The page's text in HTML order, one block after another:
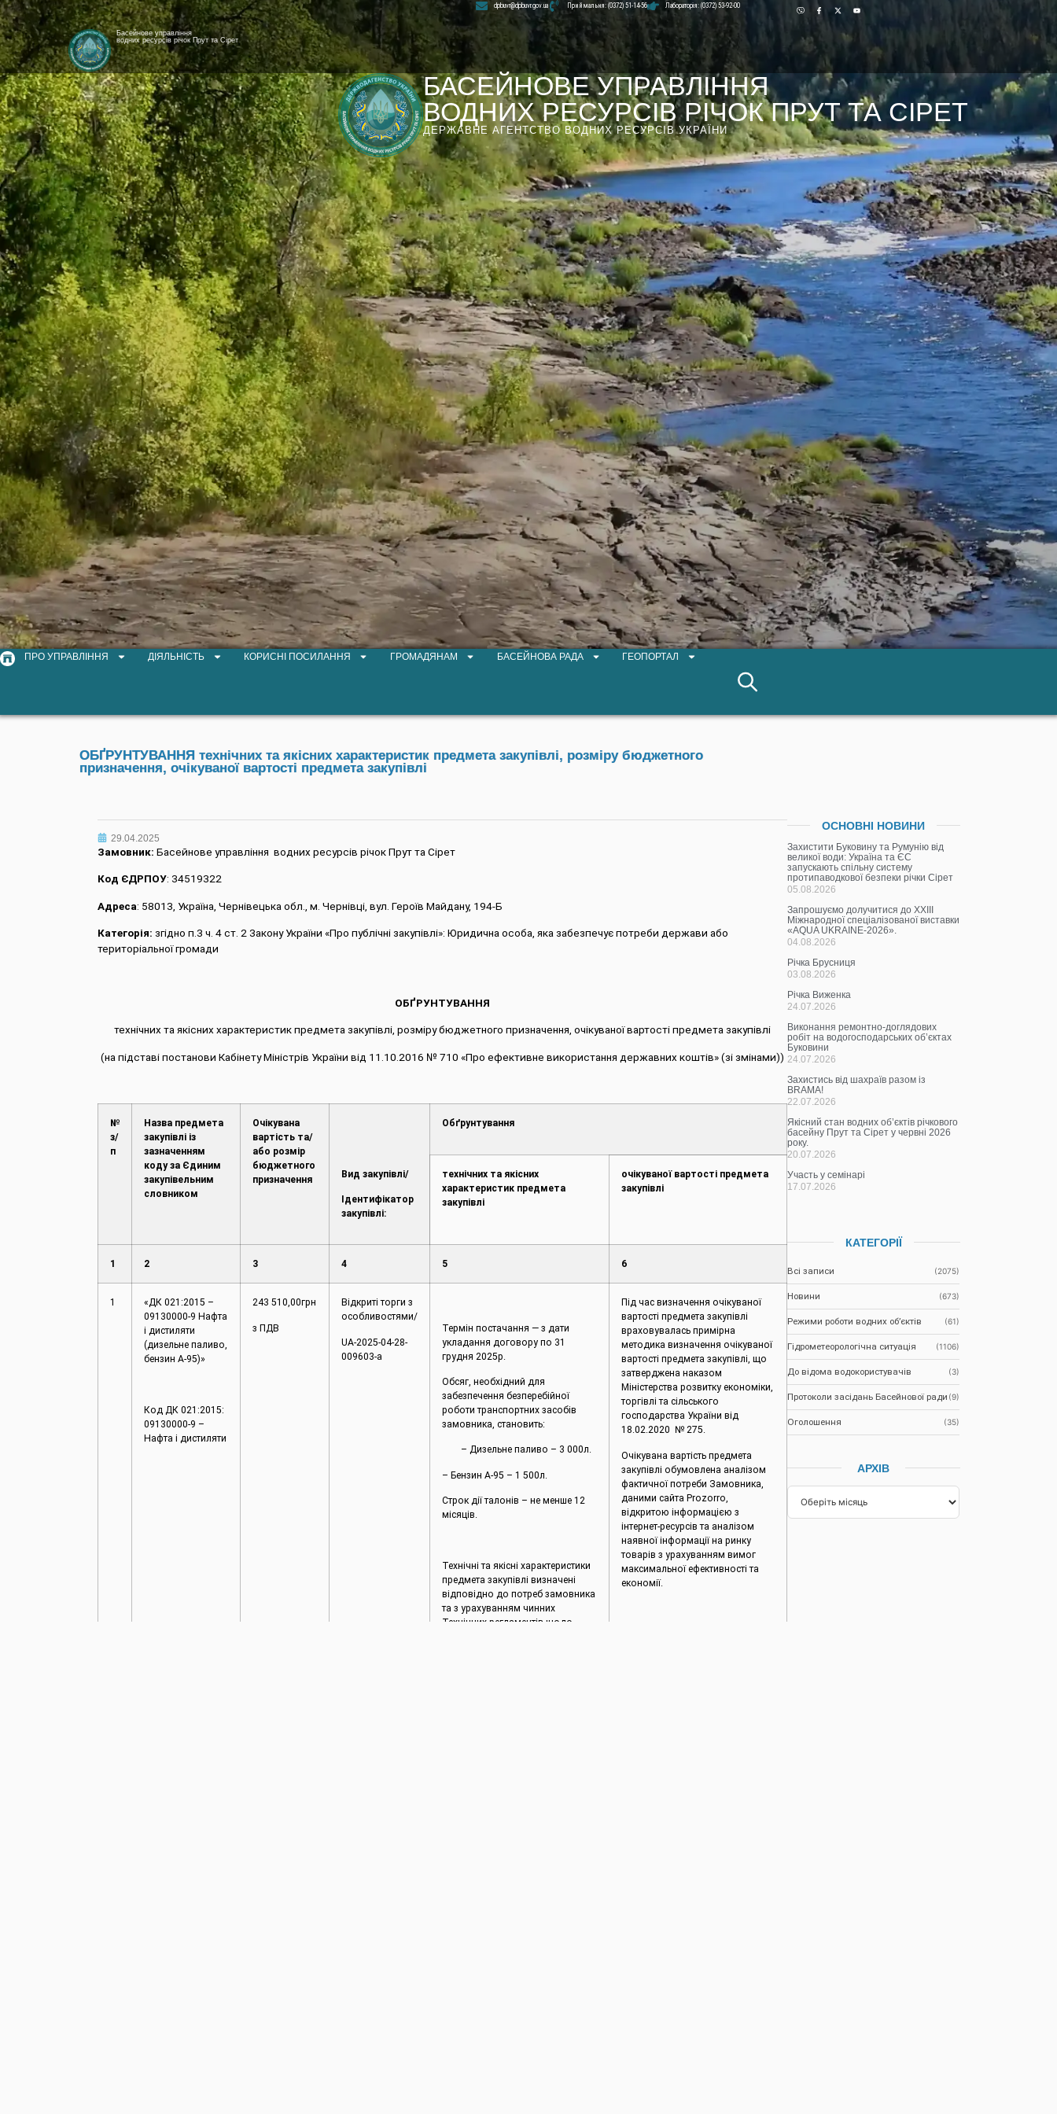
[newyear_garland]
Басейнове управління
водних ресурсів річок Прут та Сірет
Лабораторія: (0372) 53-92-00
dpbuvr@dpbuvr.gov.ua Приймальня: (0372) 51-14-56
БАСЕЙНОВЕ УПРАВЛІННЯ
ВОДНИХ РЕСУРСІВ РІЧОК ПРУТ ТА СІРЕТ
ДЕРЖАВНЕ АГЕНТСТВО ВОДНИХ РЕСУРСІВ УКРАЇНИ
ПРО УПРАВЛІННЯ ДІЯЛЬНІСТЬ КОРИСНІ ПОСИЛАННЯ ГРОМАДЯНАМ БАСЕЙНОВА РАДА ГЕОПОРТАЛ
ОБҐРУНТУВАННЯ технічних та якісних характеристик предмета закупівлі, розміру бюджетного
призначення, очікуваної вартості предмета закупівлі
29.04.2025
Замовник: Басейнове управління водних ресурсів річок Прут та Сірет
Код ЄДРПОУ: 34519322
Адреса: 58013, Україна, Чернівецька обл., м. Чернівці, вул. Героїв Майдану, 194-Б
Категорія: згідно п.3 ч. 4 ст. 2 Закону України «Про публічні закупівлі»: Юридична особа, яка забезпечує потреби держави або
територіальної громади
ОБҐРУНТУВАННЯ
технічних та якісних характеристик предмета закупівлі, розміру бюджетного призначення, очікуваної вартості предмета закупівлі
(на підставі постанови Кабінету Міністрів України від 11.10.2016 № 710 «Про ефективне використання державних коштів» (зі змінами))
№
з/
п
Назва предмета
закупівлі із
зазначенням
коду за Єдиним
закупівельним
словником
Очікувана
вартість та/
або розмір
бюджетного
призначення
Вид закупівлі/
Ідентифікатор
закупівлі:
Обґрунтування
технічних та якісних
характеристик предмета
закупівлі
очікуваної вартості предмета
закупівлі
1 2 3 4 5 6
1
«ДК 021:2015 –
09130000-9 Нафта
і дистиляти
(дизельне паливо,
бензин А-95)»
Код ДК 021:2015:
09130000-9 –
Нафта і дистиляти
243 510,00грн
з ПДВ
Відкриті торги з
особливостями/
UA-2025-04-28-
009603-a
Термін постачання — з дати
укладання договору по 31
грудня 2025р.
Обсяг, необхідний для
забезпечення безперебійної
роботи транспортних засобів
замовника, становить:
– Дизельне паливо – 3 000л.
– Бензин А-95 – 1 500л.
Строк дії талонів – не менше 12
місяців.
Технічні та якісні характеристики
предмета закупівлі визначені
відповідно до потреб замовника
та з урахуванням чинних
Технічних регламентів щодо
Під час визначення очікуваної
вартості предмета закупівлі
враховувалась примірна
методика визначення очікуваної
вартості предмета закупівлі, що
затверджена наказом
Міністерства розвитку економіки,
торгівлі та сільського
господарства України від
18.02.2020 № 275.
Очікувана вартість предмета
закупівлі обумовлена аналізом
фактичної потреби Замовника,
даними сайта Prozorro,
відкритою інформацією з
інтернет-ресурсів та аналізом
наявної інформації на ринку
товарів з урахуванням вимог
максимальної ефективності та
економії.
ОСНОВНІ НОВИНИ
Захистити Буковину та Румунію від
великої води: Україна та ЄС
запускають спільну систему
протипаводкової безпеки річки Сірет
05.08.2026
Запрошуємо долучитися до ХХІІІ
Міжнародної спеціалізованої виставки
«AQUA UKRAINE-2026».
04.08.2026
Річка Брусниця
03.08.2026
Річка Виженка
24.07.2026
Виконання ремонтно-доглядових
робіт на водогосподарських об’єктах
Буковини
24.07.2026
Захистись від шахраїв разом із
BRAMA!
22.07.2026
Якісний стан водних об’єктів річкового
басейну Прут та Сірет у червні 2026
року.
20.07.2026
Участь у семінарі
17.07.2026
КАТЕГОРІЇ
Всі записи (2075)
Новини (673)
Режими роботи водних об’єктів (61)
Гідрометеорологічна ситуація (1106)
До відома водокористувачів (3)
Протоколи засідань Басейнової ради (9)
Оголошення (35)
АРХІВ